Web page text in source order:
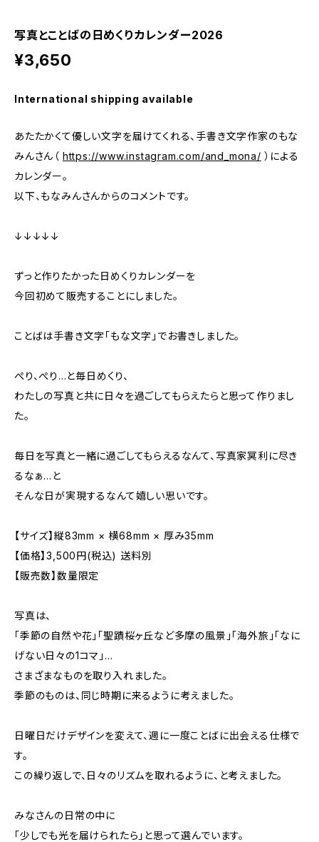
写真とことばの日めくりカレンダー2026
¥3,650
International shipping available
あたたかくて優しい文字を届けてくれる、手書き文字作家のもな
みんさん（ https://www.instagram.com/and_mona/ ）による
カレンダー。
以下、もなみんさんからのコメントです。
↓↓↓↓↓
ずっと作りたかった日めくりカレンダーを
今回初めて販売することにしました。
ことばは手書き文字「もな文字」でお書きしました。
ぺり、ぺり...と毎日めくり、
わたしの写真と共に日々を過ごしてもらえたらと思って作りまし
た。
毎日を写真と一緒に過ごしてもらえるなんて、写真家冥利に尽き
るなぁ...と
そんな日が実現するなんて嬉しい思いです。
【サイズ】縦83mm × 横68mm × 厚み35mm
【価格】3,500円(税込) 送料別
【販売数】数量限定
写真は、
「季節の自然や花」「聖蹟桜ヶ丘など多摩の風景」「海外旅」「なに
げない日々の1コマ」...
さまざまなものを取り入れました。
季節のものは、同じ時期に来るように考えました。
日曜日だけデザインを変えて、週に一度ことばに出会える仕様で
す。
この繰り返しで、日々のリズムを取れるように、と考えました。
みなさんの日常の中に
「少しでも光を届けられたら」と思って選んでいます。